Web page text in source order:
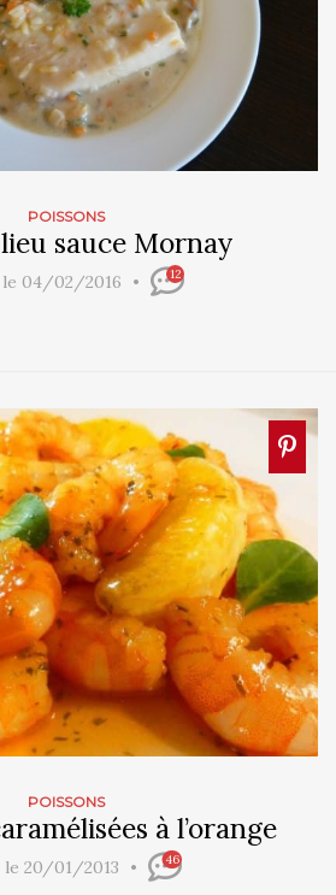
POISSONS
sauce Mornay
le 04/02/2016 12
POISSONS
à l’orange
le 20/01/2013 46